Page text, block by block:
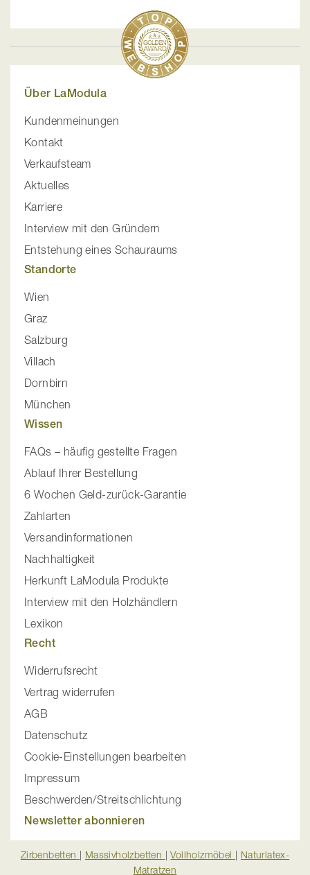
Über LaModula
Kundenmeinungen
Kontakt
Verkaufsteam
Aktuelles
Karriere
Interview mit den Gründern
Entstehung eines Schauraums
Standorte
Wien
Graz
Salzburg
Villach
Dornbirn
München
Wissen
FAQs – häufig gestellte Fragen
Ablauf Ihrer Bestellung
6 Wochen Geld-zurück-Garantie
Zahlarten
Versandinformationen
Nachhaltigkeit
Herkunft LaModula Produkte
Interview mit den Holzhändlern
Lexikon
Recht
Widerrufsrecht
Vertrag widerrufen
AGB
Datenschutz
Cookie-Einstellungen bearbeiten
Impressum
Beschwerden/Streitschlichtung
Newsletter abonnieren
Zirbenbetten | Massivholzbetten |Vollholzmöbel | Naturlatex-
Matratzen